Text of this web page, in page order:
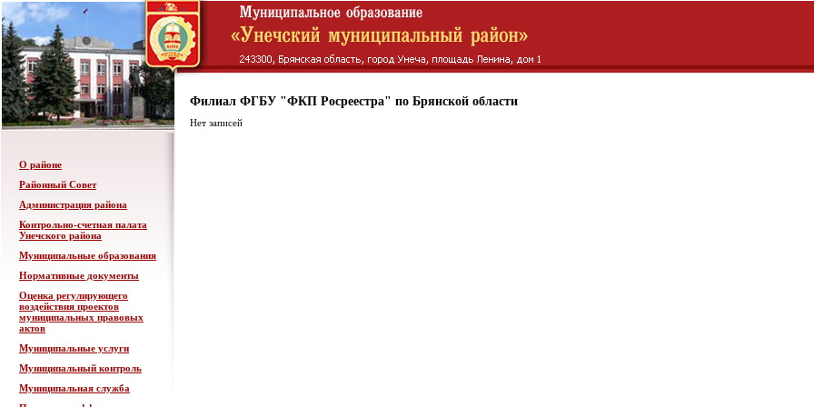
О районе
Районный Совет
Администрация района
Контрольно-счетная палата
Унечского района
Муниципальные образования
Нормативные документы
Оценка регулирующего
воздействия проектов
муниципальных правовых
актов
Муниципальные услуги
Муниципальный контроль
Муниципальная служба
Филиал ФГБУ "ФКП Росреестра" по Брянской области
Нет записей